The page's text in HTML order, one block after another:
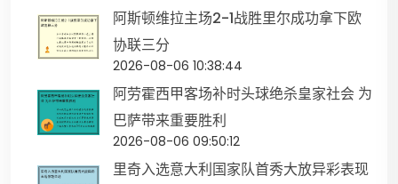
阿斯顿维拉主场2-1战胜里尔成功拿下欧
协联三分
2026-08-06 10:38:44
阿劳霍西甲客场补时头球绝杀皇家社会 为
巴萨带来重要胜利
2026-08-06 09:50:12
里奇入选意大利国家队首秀大放异彩表现